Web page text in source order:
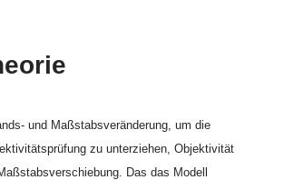
und Maßstabsveränderung, um die
zu unterziehen, Objektivität
Das das Modell